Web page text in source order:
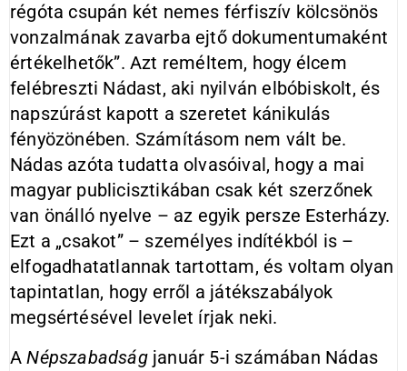
régóta csupán két nemes férfiszív kölcsönös
vonzalmának zavarba ejtő dokumentumaként
értékelhetők”. Azt reméltem, hogy élcem
felébreszti Nádast, aki nyilván elbóbiskolt, és
napszúrást kapott a szeretet kánikulás
fényözönében. Számításom nem vált be.
Nádas azóta tudatta olvasóival, hogy a mai
magyar publicisztikában csak két szerzőnek
van önálló nyelve – az egyik persze Esterházy.
Ezt a „csakot” – személyes indítékból is –
elfogadhatatlannak tartottam, és voltam olyan
tapintatlan, hogy erről a játékszabályok
megsértésével levelet írjak neki.
ANépszabadságjanuár 5-i számában Nádas